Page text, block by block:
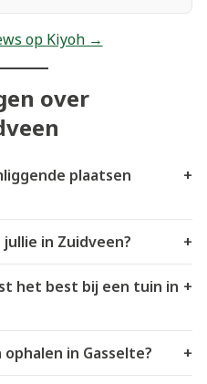
op Kiyoh →
over
plaatsen
+
in Zuidveen? +
het best bij een tuin in +
in Gasselte? +